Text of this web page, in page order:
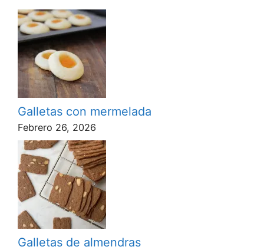
Galletas con mermelada
Febrero 26, 2026
Galletas de almendras